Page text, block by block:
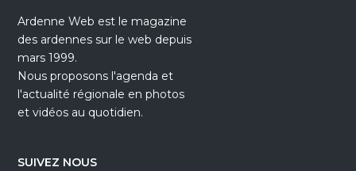
Ardenne Web est le magazine
des ardennes sur le web depuis
mars 1999.
Nous proposons l'agenda et
l'actualité régionale en photos
et vidéos au quotidien.
SUIVEZ NOUS